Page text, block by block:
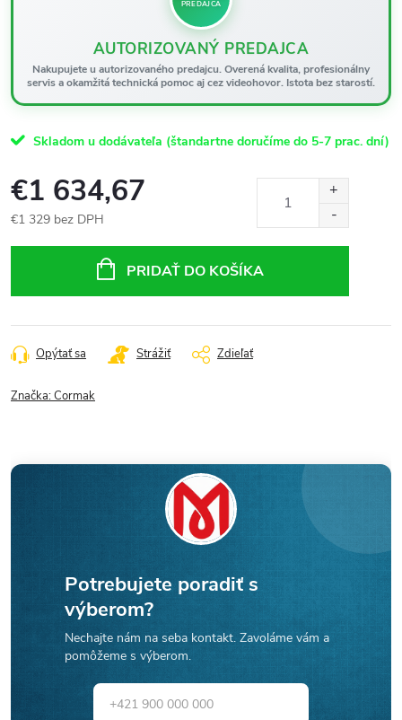
PREDAJCA
AUTORIZOVANÝ PREDAJCA
Nakupujete u autorizovaného predajcu. Overená kvalita, profesionálny
servis a okamžitá technická pomoc aj cez videohovor. Istota bez starostí.
Skladom u dodávateľa (štandartne doručíme do 5-7 prac. dní)
€1 634,67
€1 329 bez DPH
PRIDAŤ DO KOŠÍKA
Opýtať sa Strážiť Zdieľať
Značka:Cormak
Potrebujete poradiť s
výberom?
Nechajte nám na seba kontakt. Zavoláme vám a
pomôžeme s výberom.